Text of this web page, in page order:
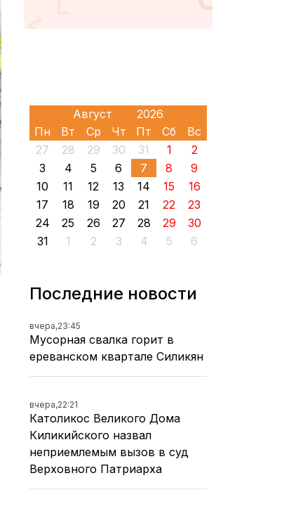
Пн Вт Ср Чт Пт Сб
Вс
27
28 29 30 31 1
2
3
4 5 6 7 8
9
10
11 12 13 14 15
16
17
18 19 20 21 22
23
24
25 26 27 28 29
30
31
1 2 3 4 5 6
Последние новости
вчера,23:45
Мусорная свалка горит в
ереванском квартале Силикян
вчера,22:21
Католикос Великого Дома
Киликийского назвал
неприемлемым вызов в суд
Верховного Патриарха